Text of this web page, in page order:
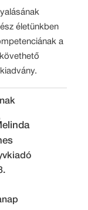
életünkben
a